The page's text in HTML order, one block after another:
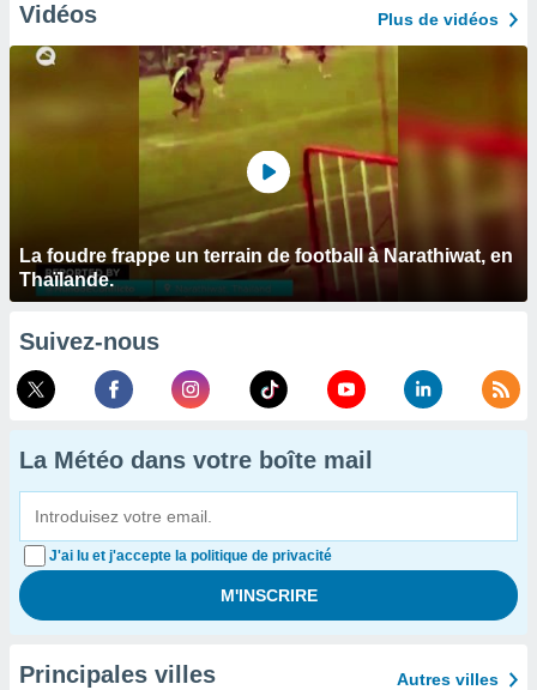
Vidéos Plus de vidéos
La foudre frappe un terrain de football à Narathiwat, en
Thaïlande.
Suivez-nous
La Météo dans votre boîte mail
J'ai lu et j'accepte la politique de privacité
Principales villes Autres villes